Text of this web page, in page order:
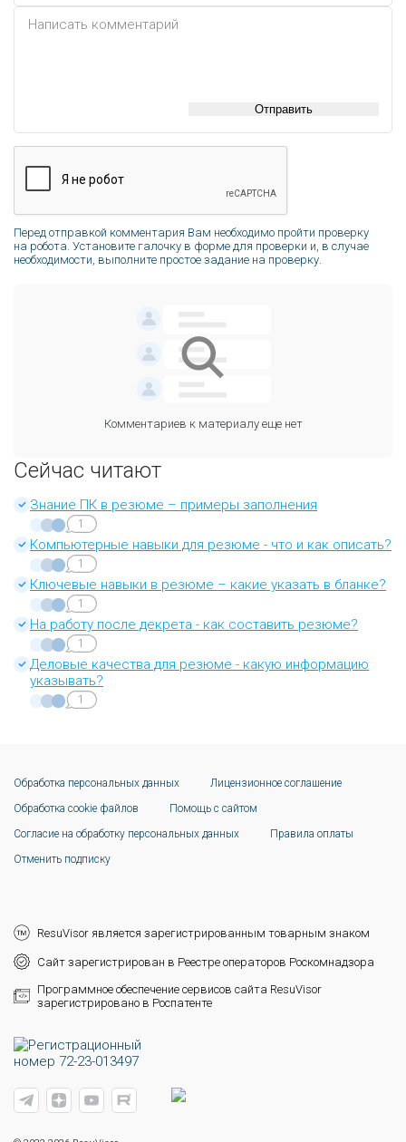
Отправить
Перед отправкой комментария Вам необходимо пройти проверку
на робота. Установите галочку в форме для проверки и, в случае
необходимости, выполните простое задание на проверку.
Комментариев к материалу еще нет
Сейчас читают
Знание ПК в резюме – примеры заполнения
1
Компьютерные навыки для резюме - что и как описать?
1
Ключевые навыки в резюме – какие указать в бланке?
1
На работу после декрета - как составить резюме?
1
Деловые качества для резюме - какую информацию
указывать?
1
Обработка персональных данных
Лицензионное соглашение
Обработка cookie файлов
Помощь с сайтом
Согласие на обработку персональных данных
Правила оплаты
Отменить подписку
ResuVisor является зарегистрированным товарным знаком
Сайт зарегистрирован в Реестре операторов Роскомнадзора
Программное обеспечение сервисов сайта ResuVisor
зарегистрировано в Роспатенте